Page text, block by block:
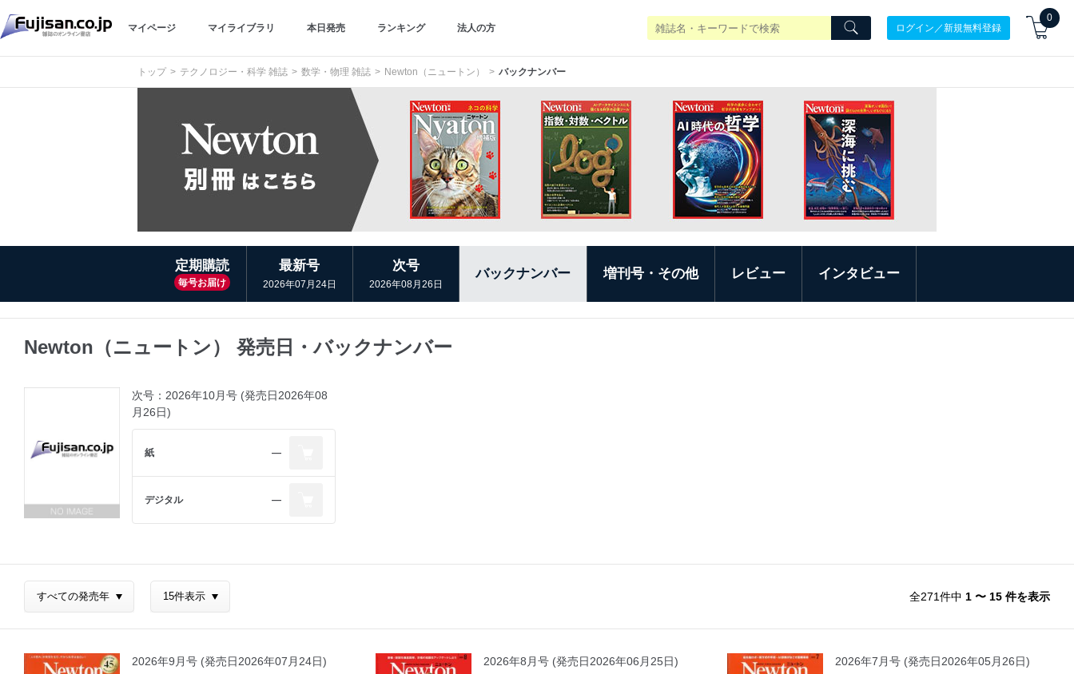
マイページ マイライブラリ 本日発売 ランキング 法人の方 ログイン／新規無料登録
0
トップ テクノロジー・科学 雑誌 数学・物理 雑誌 Newton（ニュートン） バックナンバー
定期購読
毎号お届け
最新号
2026年07月24日
次号
2026年08月26日
バックナンバー 増刊号・その他 レビュー インタビュー
Newton（ニュートン） 発売日・バックナンバー
次号：2026年10月号 (発売日2026年08
月26日)
紙 ―
デジタル ―
全271件中 1 〜 15 件を表示
2026年9月号 (発売日2026年07月24日) 2026年8月号 (発売日2026年06月25日) 2026年7月号 (発売日2026年05月26日)